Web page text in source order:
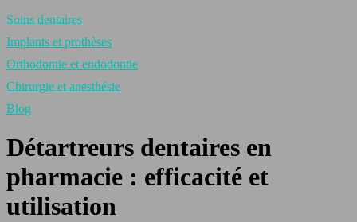
Soins dentaires
Implants et prothèses
Orthodontie et endodontie
Chirurgie et anesthésie
Blog
Détartreurs dentaires en
pharmacie : efficacité et
utilisation